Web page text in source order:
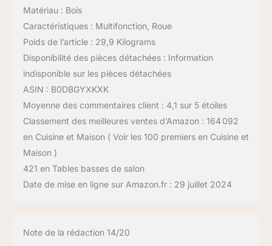
Matériau : Bois
Caractéristiques : Multifonction, Roue
Poids de l’article : 29,9 Kilograms
Disponibilité des pièces détachées : Information
indisponible sur les pièces détachées
ASIN : B0DBGYXKXK
Moyenne des commentaires client : 4,1 sur 5 étoiles
Classement des meilleures ventes d’Amazon : 164 092
en Cuisine et Maison ( Voir les 100 premiers en Cuisine et
Maison )
421 en Tables basses de salon
Date de mise en ligne sur Amazon.fr : 29 juillet 2024
Note de la rédaction 14/20